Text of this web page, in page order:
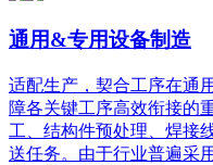
通用&专用设备制造
适配生产，契合工序在通
障各关键工序高效衔接的
工、结构件预处理、焊接
送任务。由于行业普遍采